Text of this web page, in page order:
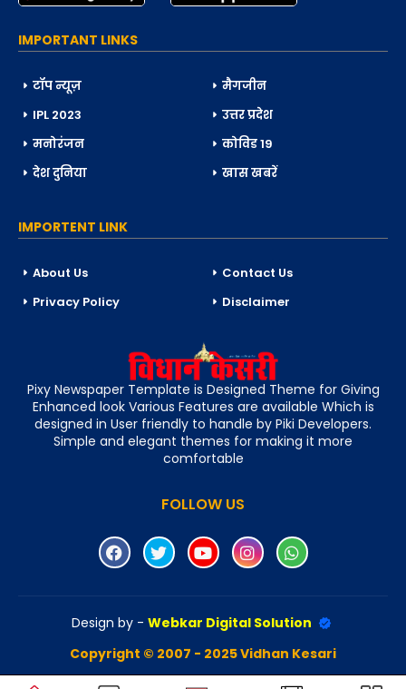
IMPORTANT LINKS
टॉप न्यूज़
मैगजीन
IPL 2023
उत्तर प्रदेश
मनोरंजन
कोविड 19
देश दुनिया
खास खबरें
IMPORTENT LINK
About Us
Contact Us
Privacy Policy
Disclaimer
Pixy Newspaper Template is Designed Theme for Giving
Enhanced look Various Features are available Which is
designed in User friendly to handle by Piki Developers.
Simple and elegant themes for making it more
comfortable
FOLLOW US
Design by - Webkar Digital Solution
Copyright © 2007 - 2025 Vidhan Kesari